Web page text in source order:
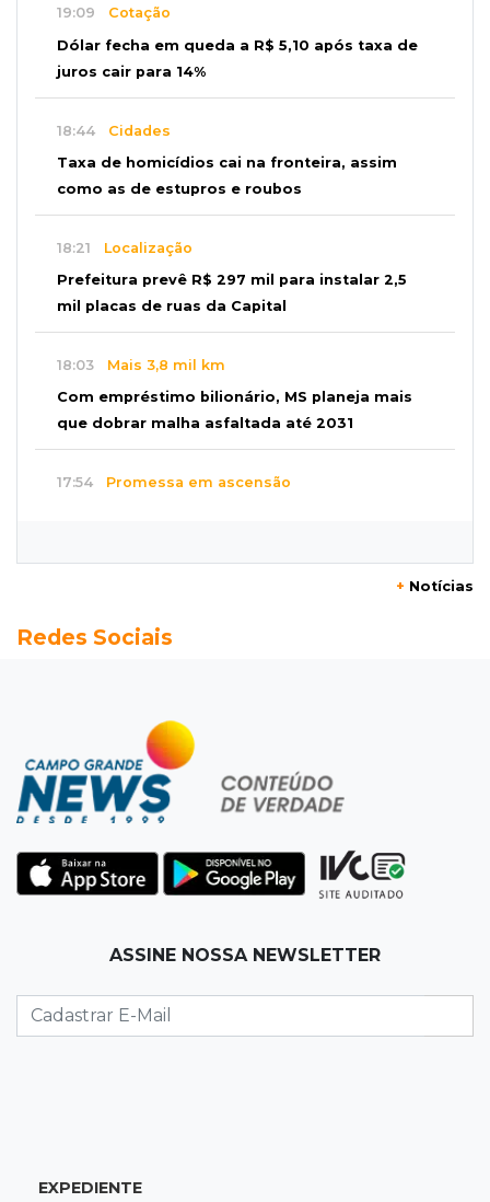
19:09 Cotação
Dólar fecha em queda a R$ 5,10 após taxa de
juros cair para 14%
18:44 Cidades
Taxa de homicídios cai na fronteira, assim
como as de estupros e roubos
18:21 Localização
Prefeitura prevê R$ 297 mil para instalar 2,5
mil placas de ruas da Capital
18:03 Mais 3,8 mil km
Com empréstimo bilionário, MS planeja mais
que dobrar malha asfaltada até 2031
17:54 Promessa em ascensão
Grávida acha barata em hambúrguer e
Veja os horários
Velório de Luis Pedro Scalise será no Rubens
Gil de Camillo nesta sexta-feira
Nova lei pune deepfakes sexuais com crianças
e amplia investigação na internet
Quatro carros
provoca engavetamento na Mascarenhas
17:08Logística
+ Notícias
Redes Sociais
ASSINE NOSSA NEWSLETTER
EXPEDIENTE